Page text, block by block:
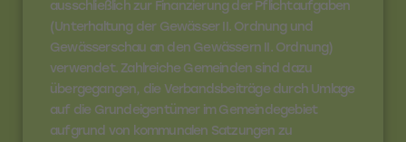
ausschließlich zur Finanzierung der Pflichtaufgaben
(Unterhaltung der Gewässer II. Ordnung und
Gewässerschau an den Gewässern II. Ordnung)
verwendet. Zahlreiche Gemeinden sind dazu
übergegangen, die Verbandsbeiträge durch Umlage
auf die Grundeigentümer im Gemeindegebiet
aufgrund von kommunalen Satzungen zu